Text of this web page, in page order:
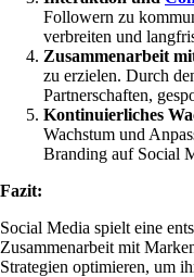
Followern zu
verbreiten und
Zusammenarbeit
zu erzielen. Durch
Partnerschaften,
Kontinuierliches
Wachstum und
Branding auf Social
Fazit:
Social Media spielt eine
Zusammenarbeit mit
Strategien optimieren, um